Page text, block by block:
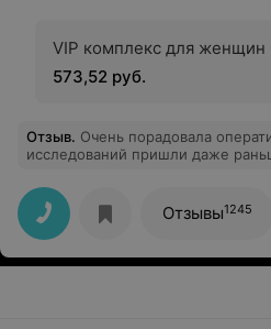
VIP комплекс для женщин
573,52 руб.
Отзыв. Очень порадовала
исследований пришли даже
сразу уведомили. Угостили кофе и
максимально безболезненно!))
Отзывы1245